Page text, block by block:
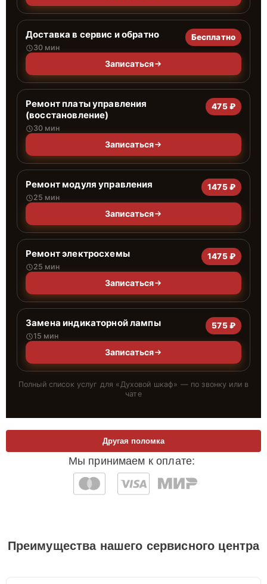
Доставка в сервис и обратно
30 мин
Бесплатно
Записаться
Ремонт платы управления
(восстановление)
30 мин
475 ₽
Записаться
Ремонт модуля управления
25 мин
1475 ₽
Записаться
Ремонт электросхемы
25 мин
1475 ₽
Записаться
Замена индикаторной лампы
15 мин
575 ₽
Записаться
Полный список услуг для «Духовой шкаф» — по звонку или в
чате
Мы принимаем к оплате:
Другая поломка
Преимущества нашего сервисного центра